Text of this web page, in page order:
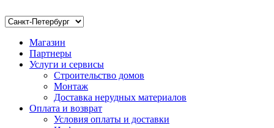
Магазин
Партнеры
Услуги и сервисы
Строительство домов
Монтаж
Доставка нерудных материалов
Оплата и возврат
Условия оплаты и доставки